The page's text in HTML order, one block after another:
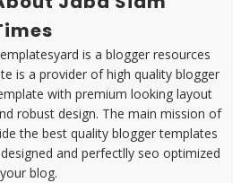
is a blogger resources
is a provider of high quality blogger
with premium looking layout
robust design. The main mission of
the best quality blogger templates
and perfectlly seo optimized
blog.